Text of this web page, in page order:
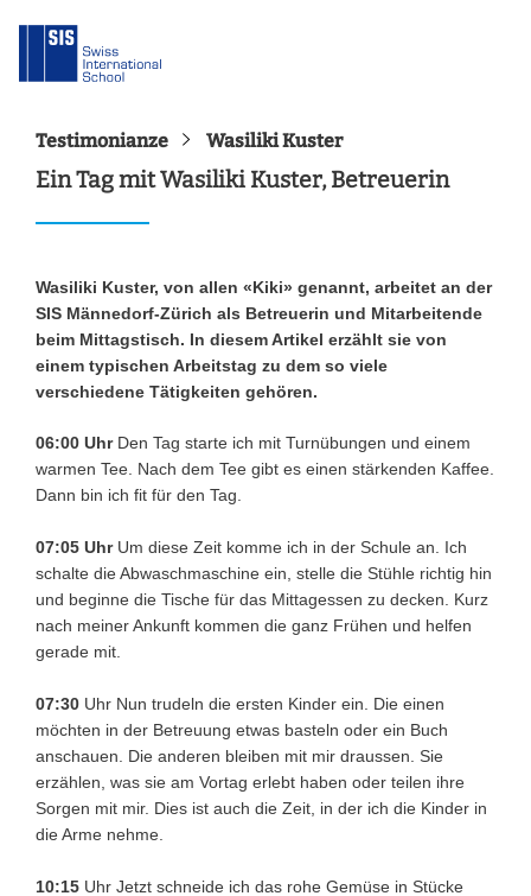
Testimonianze Wasiliki Kuster
Ein Tag mit Wasiliki Kuster, Betreuerin
Wasiliki Kuster, von allen «Kiki» genannt, arbeitet an der
SIS Männedorf-Zürich als Betreuerin und Mitarbeitende
beim Mittagstisch. In diesem Artikel erzählt sie von
einem typischen Arbeitstag zu dem so viele
verschiedene Tätigkeiten gehören.
06:00 UhrDen Tag starte ich mit Turnübungen und einem
warmen Tee. Nach dem Tee gibt es einen stärkenden Kaffee.
Dann bin ich fit für den Tag.
07:05 UhrUm diese Zeit komme ich in der Schule an. Ich
schalte die Abwaschmaschine ein, stelle die Stühle richtig hin
und beginne die Tische für das Mittagessen zu decken. Kurz
nach meiner Ankunft kommen die ganz Frühen und helfen
gerade mit.
07:30Uhr Nun trudeln die ersten Kinder ein. Die einen
möchten in der Betreuung etwas basteln oder ein Buch
anschauen. Die anderen bleiben mit mir draussen. Sie
erzählen, was sie am Vortag erlebt haben oder teilen ihre
Sorgen mit mir. Dies ist auch die Zeit, in der ich die Kinder in
die Arme nehme.
10:15Uhr Jetzt schneide ich das rohe Gemüse in Stücke